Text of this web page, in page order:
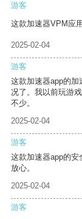
游客
这款加速器VPM应
2025-02-04
游客
这款加速器app的
况了。我以前玩游
不少。
2025-02-04
游客
这款加速器app的
放心。
2025-02-04
游客